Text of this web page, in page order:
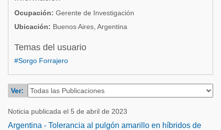
Micotoxinas
Porcicultura
Lechería
Balanceados - Piensos
Comunidades en portugués
Micotoxinas
Avicultura
Porcicultura
Ganadería
Ocupación: Gerente de Investigación
Ubicación: Buenos Aires, Argentina
Temas del usuario
#Sorgo Forrajero
Ver:
Noticia publicada el 5 de abril de 2023
Argentina - Tolerancia al pulgón amarillo en híbridos de